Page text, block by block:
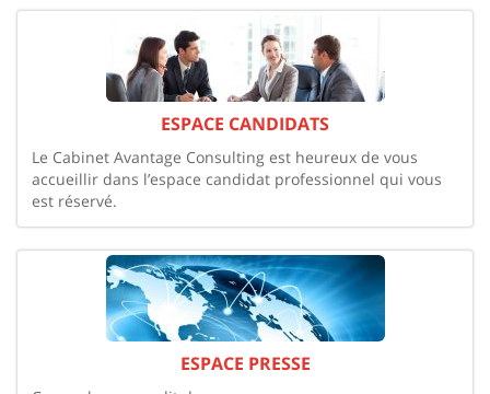
ESPACE CANDIDATS
Le Cabinet Avantage Consulting est heureux de vous
accueillir dans l’espace candidat professionnel qui vous
est réservé.
ESPACE PRESSE